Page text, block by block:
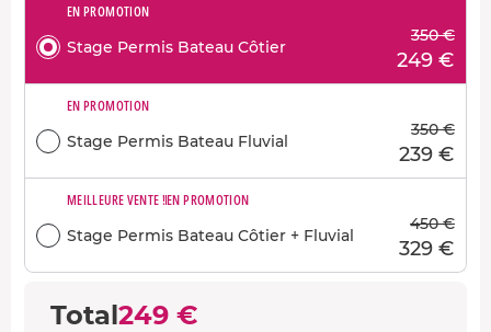
EN PROMOTION
Stage Permis Bateau Côtier
350 €
249 €
EN PROMOTION
Stage Permis Bateau Fluvial
350 €
239 €
MEILLEURE VENTE !EN PROMOTION
Stage Permis Bateau Côtier + Fluvial
450 €
329 €
Total249 €